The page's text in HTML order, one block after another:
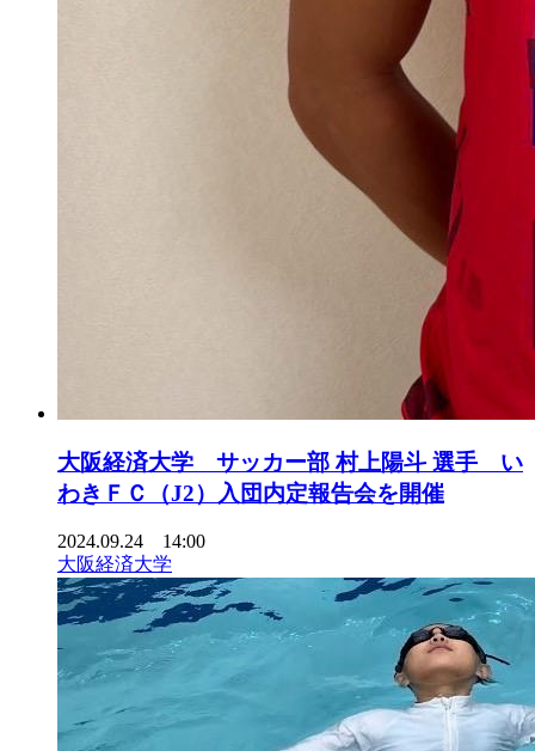
大阪経済大学 サッカー部 村上陽斗 選手 い
わきＦＣ（J2）入団内定報告会を開催
2024.09.24 14:00
大阪経済大学